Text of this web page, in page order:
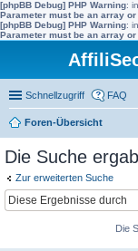
[phpBB Debug] PHP Warning:
Parameter must be an array
[phpBB Debug] PHP Warning:
Parameter must be an array
Schnellzugriff FAQ
Foren-Übersicht
Die Suche
Zur erweiterten Suche
Die